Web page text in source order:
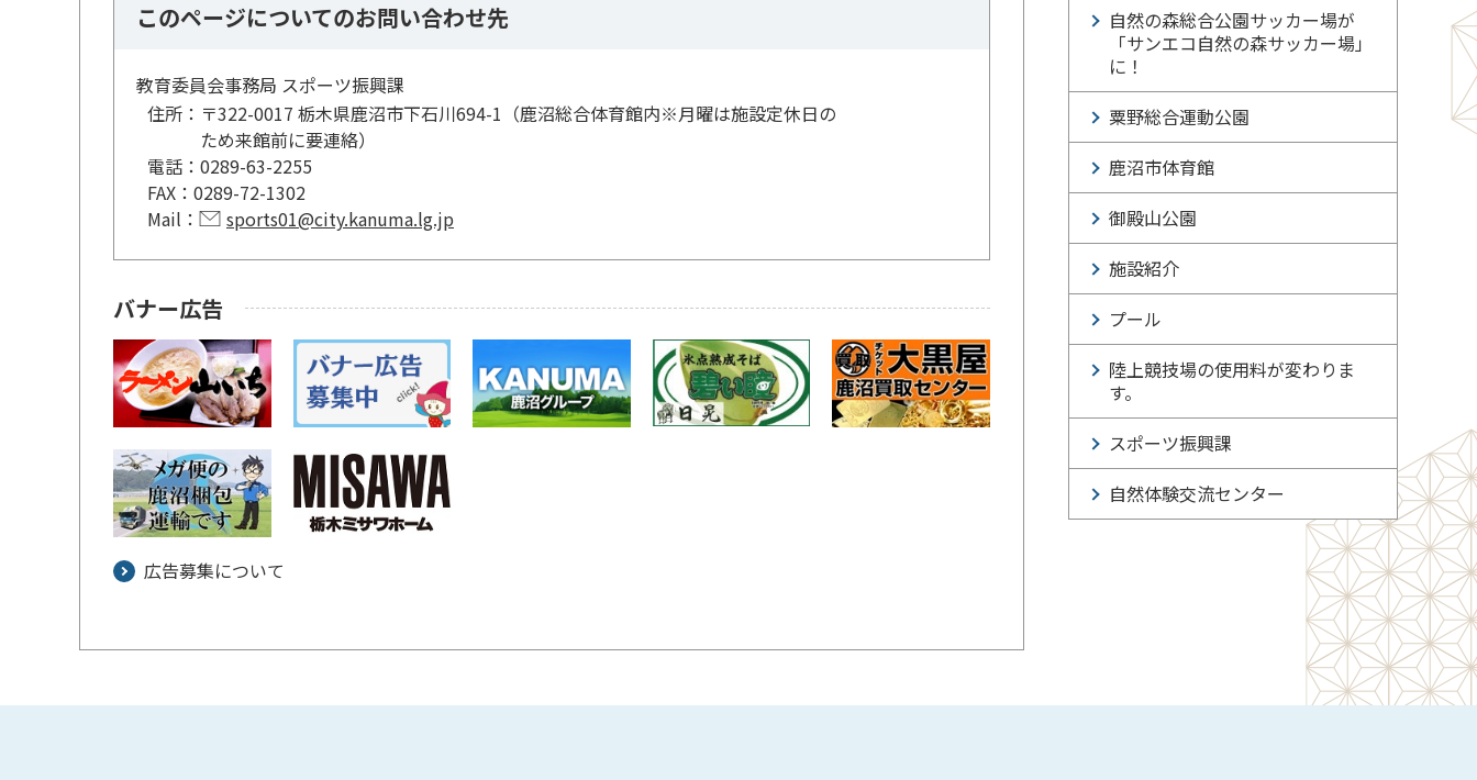
このページについてのお問い合わせ先
教育委員会事務局 スポーツ振興課
住所： 〒322-0017 栃木県鹿沼市下石川694-1（鹿沼総合体育館内※月曜は施設定休日の
ため来館前に要連絡）
電話： 0289-63-2255
FAX： 0289-72-1302
Mail：
sports01@city.kanuma.lg.jp
バナー広告
広告募集について
自然の森総合公園サッカー場が
「サンエコ自然の森サッカー場」
に！
粟野総合運動公園
鹿沼市体育館
御殿山公園
施設紹介
プール
陸上競技場の使用料が変わりま
す。
スポーツ振興課
自然体験交流センター